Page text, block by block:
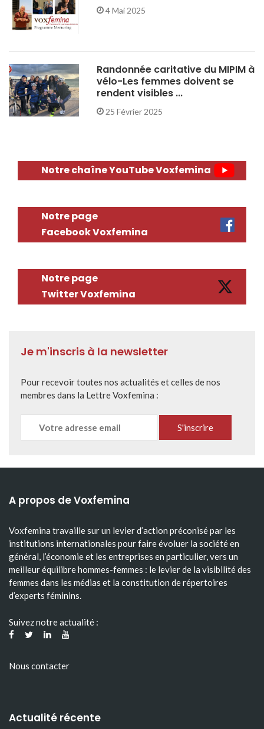
4 Mai 2025
Randonnée caritative du MIPIM à
vélo-Les femmes doivent se
rendent visibles ...
25 Février 2025
Notre chaîne YouTube Voxfemina
Notre page
Facebook Voxfemina
Notre page
Twitter Voxfemina
Je m'inscris à la newsletter
Pour recevoir toutes nos actualités et celles de nos
membres dans la Lettre Voxfemina :
A propos de Voxfemina
Voxfemina travaille sur un levier d’action préconisé par les
institutions internationales pour faire évoluer la société en
général, l’économie et les entreprises en particulier, vers un
meilleur équilibre hommes-femmes : le levier de la visibilité des
femmes dans les médias et la constitution de répertoires
d’experts féminins.
Suivez notre actualité :
Nous contacter
Actualité récente